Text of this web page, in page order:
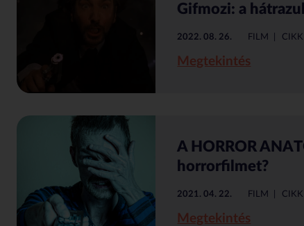
Gifmozi: a
2022. 08. 26. FILM CIKK
Megtekintés
A HORROR
horrorfilmet?
2021. 04. 22. FILM CIKK
Megtekintés